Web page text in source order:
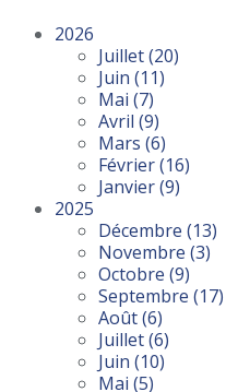
2026
Juillet(20)
Juin (11)
Mai (7)
Avril (9)
Mars (6)
Février(16)
Janvier(9)
2025
Décembre (13)
Novembre (3)
Octobre (9)
Septembre (17)
Août(6)
Juillet(6)
Juin (10)
Mai (5)